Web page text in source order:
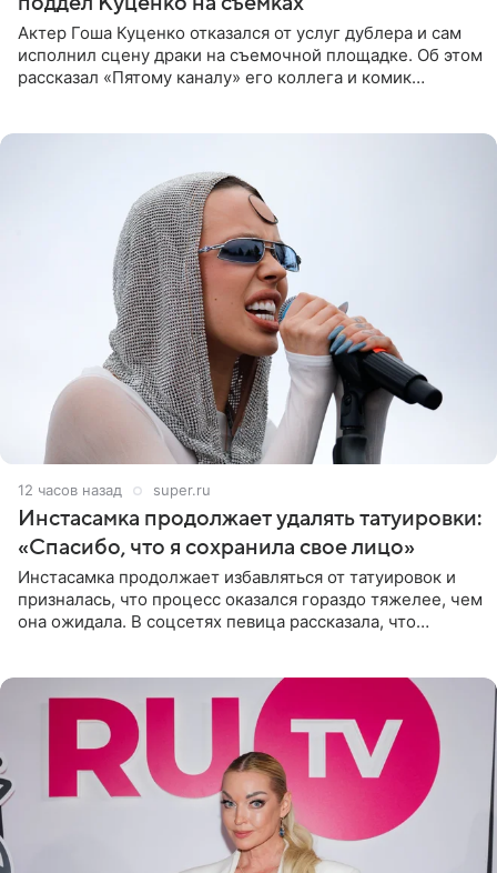
Актер Гоша Куценко отказался от услуг дублера и сам
исполнил сцену драки на съемочной площадке. Об этом
рассказал «Пятому каналу» его коллега и комик
12 часов назад super.ru
Инстасамка продолжает удалять татуировки:
«Спасибо, что я сохранила свое лицо»
Инстасамка продолжает избавляться от татуировок и
призналась, что процесс оказался гораздо тяжелее, чем
она ожидала. В соцсетях певица рассказала, что